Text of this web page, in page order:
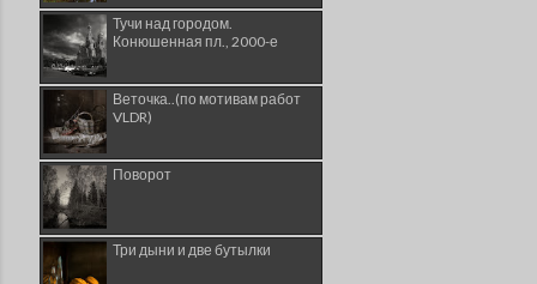
Тучи над городом.
Конюшенная пл., 2000-е
Веточка..(по мотивам работ
VLDR)
Поворот
Три дыни и две бутылки